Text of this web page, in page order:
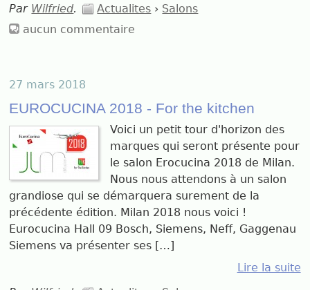
Par Wilfried. Actualites › Salons
aucun commentaire
27 mars 2018
EUROCUCINA 2018 - For the kitchen
Voici un petit tour d'horizon des
marques qui seront présente pour
le salon Erocucina 2018 de Milan.
Nous nous attendons à un salon
grandiose qui se démarquera surement de la
précédente édition. Milan 2018 nous voici !
Eurocucina Hall 09 Bosch, Siemens, Neff, Gaggenau
Siemens va présenter ses […]
Lire la suite